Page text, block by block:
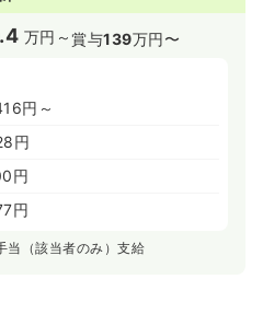
万円～賞与139万円〜
円～
円
円
円
当（該当者のみ）支給